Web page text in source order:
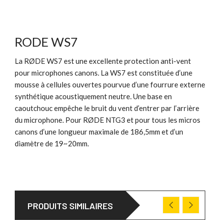
RODE WS7
La RØDE WS7 est une excellente protection anti-vent
pour microphones canons. La WS7 est constituée d’une
mousse à cellules ouvertes pourvue d’une fourrure externe
synthétique acoustiquement neutre. Une base en
caoutchouc empêche le bruit du vent d’entrer par l’arrière
du microphone. Pour RØDE NTG3 et pour tous les micros
canons d’une longueur maximale de 186,5mm et d’un
diamètre de 19~20mm.
PRODUITS SIMILAIRES